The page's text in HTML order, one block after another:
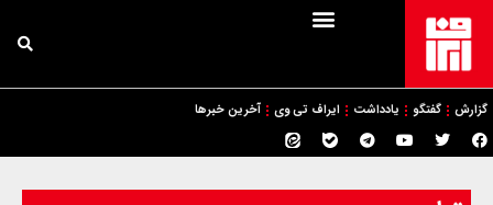
گزارش گفتگو یادداشت ایراف تی وی آخرین خبرها